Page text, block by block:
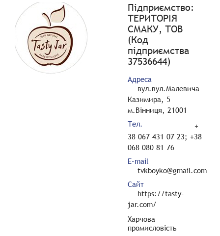
Підприємство:
ТЕРИТОРІЯ
СМАКУ, ТОВ
(Код
підприємства
37536644)
Адреса
вул.вул.Малевича
Казимира, 5
м.Вінниця, 21001
Тел.
+
38 067 431 07 23; +38
068 080 81 76
E-mail
tvkboyko@gmail.com
Сайт
https://tasty-
jar.com/
Харчова
промисловість